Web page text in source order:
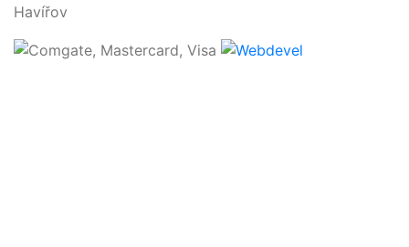
Havířov